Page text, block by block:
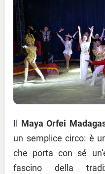
Il Maya Orfei
un semplice circo: è
che porta con sé
fascino della